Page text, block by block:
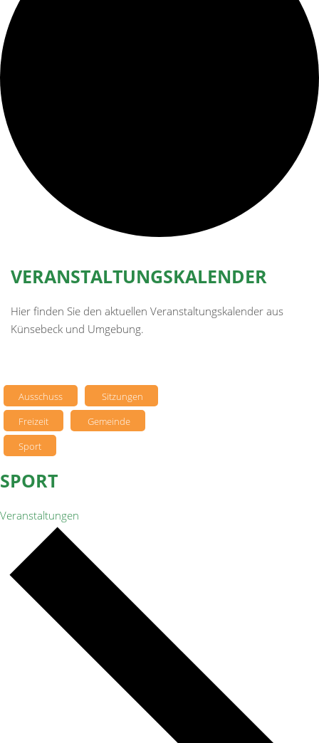
VERANSTALTUNGSKALENDER
Hier finden Sie den aktuellen Veranstaltungskalender aus
Künsebeck und Umgebung.
Ausschuss
Sitzungen
Freizeit
Gemeinde
Sport
SPORT
Veranstaltungen